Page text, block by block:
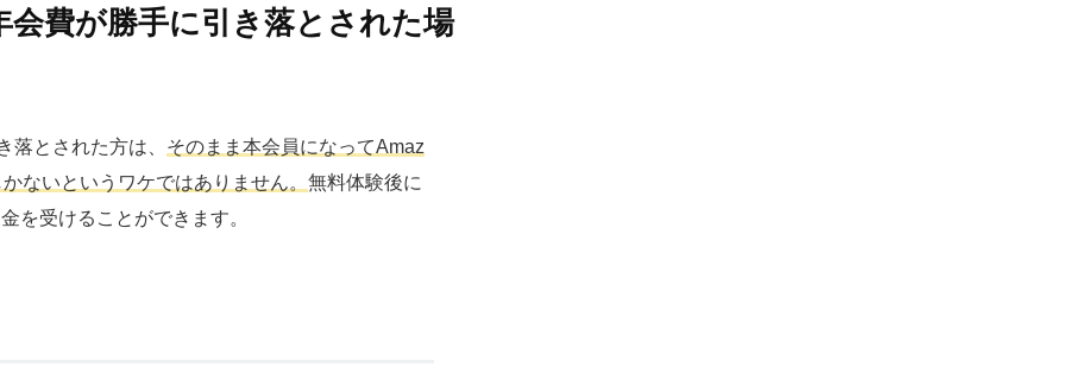
費が勝手に引き落とされた場
落とされた方は、 そのまま本会員になってAmaz
ないというワケではありません。 無料体験後に
を受けることができます。